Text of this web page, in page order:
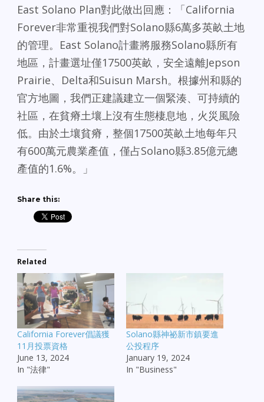
East Solano Plan對此做出回應：「California
Forever非常重視我們對Solano縣6萬多英畝土地
的管理。East Solano計畫將服務Solano縣所有
地區，計畫選址僅17500英畝，安全遠離Jepson
Prairie、Delta和Suisun Marsh。根據州和縣的
官方地圖，我們正建議建立一個緊湊、可持續的
社區，在貧瘠土壤上沒有生態棲息地，火災風險
低。由於土壤貧瘠，整個17500英畝土地每年只
有600萬元農業產值，僅占Solano縣3.85億元總
產值的1.6%。」
Share this:
Related
California Forever倡議獲
11月投票資格
June 13, 2024
In "法律"
Solano縣神祕新市鎮要進
公投程序
January 19, 2024
In "Business"